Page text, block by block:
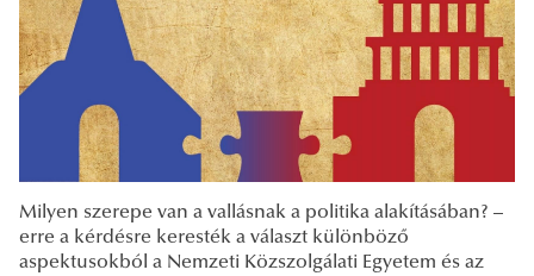
Milyen szerepe van a vallásnak a politika alakításában? –
erre a kérdésre keresték a választ különböző
aspektusokból a Nemzeti Közszolgálati Egyetem és az